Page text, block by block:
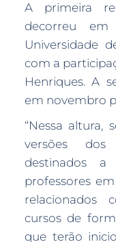
A primeira
decorreu
Universidade
com a
Henriques. A
em novembro
“Nessa altura,
versões
destinados
professores
relacionados
cursos de
que terão